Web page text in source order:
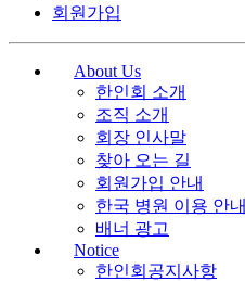
회원가입
About Us
한인회 소개
조직 소개
회장 인사말
찾아 오는 길
회원가입 안내
한국 병원 이용 안내
배너 광고
Notice
한인회공지사항